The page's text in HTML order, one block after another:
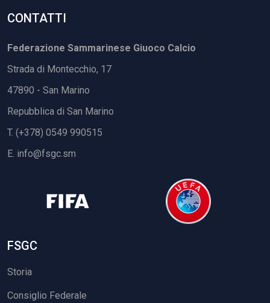
CONTATTI
Federazione Sammarinese Giuoco Calcio
Strada di Montecchio, 17
47890 - San Marino
Repubblica di San Marino
T. (+378) 0549 990515
E. info@fsgc.sm
FSGC
Storia
Consiglio Federale